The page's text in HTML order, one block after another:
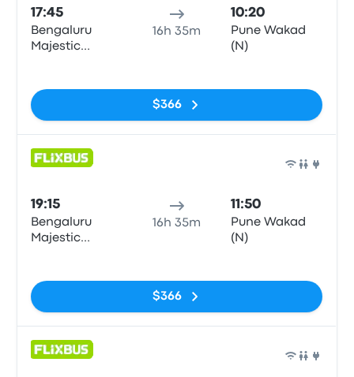
17:45
Bengaluru
Majestic
Zone)
16h 35m
10:20
Pune Wakad
(N)
$366
19:15
Bengaluru
Majestic
Zone)
16h 35m
11:50
Pune Wakad
(N)
$366